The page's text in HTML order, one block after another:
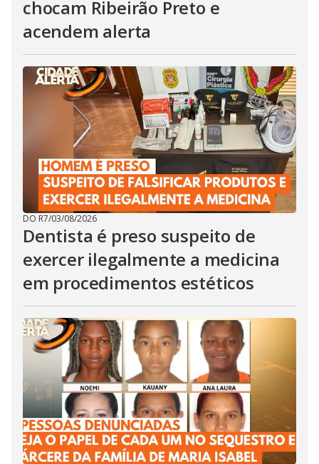
chocam Ribeirão Preto e
acendem alerta
DO R7/03/08/2026
Dentista é preso suspeito de
exercer ilegalmente a medicina
em procedimentos estéticos